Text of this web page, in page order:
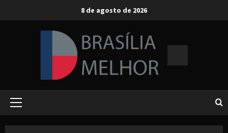
8 de agosto de 2026
Primary